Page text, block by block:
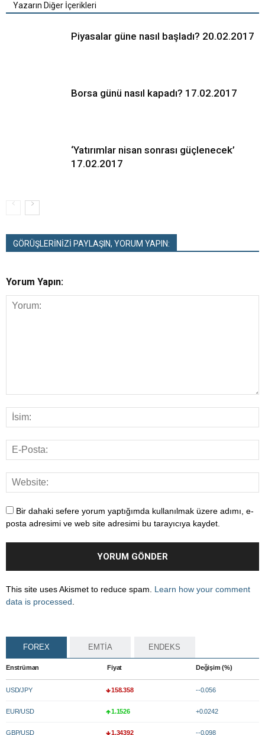
Yazarın Diğer İçerikleri
Piyasalar güne nasıl başladı? 20.02.2017
Borsa günü nasıl kapadı? 17.02.2017
‘Yatırımlar nisan sonrası güçlenecek’
17.02.2017
GÖRÜŞLERİNİZİ PAYLAŞIN, YORUM YAPIN:
Yorum Yapın:
Bir dahaki sefere yorum yaptığımda kullanılmak üzere adımı, e-
posta adresimi ve web site adresimi bu tarayıcıya kaydet.
This site uses Akismet to reduce spam. Learn how your comment
data is processed
FOREX EMTİA ENDEKS
Enstrüman Fiyat Değişim (%)
USD/JPY 158.358 --0.056
EUR/USD 1.1526 +0.0242
GBP/USD 1.34392 --0.098